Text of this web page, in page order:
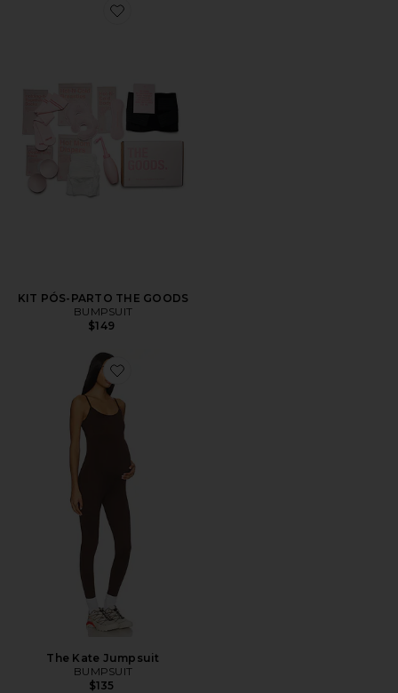
Favorite KIT PÓS-PARTO THE GOODS
KIT PÓS-PARTO THE GOODS
BUMPSUIT
$149
Favorite The Kate Jumpsuit
The Kate Jumpsuit
BUMPSUIT
$135